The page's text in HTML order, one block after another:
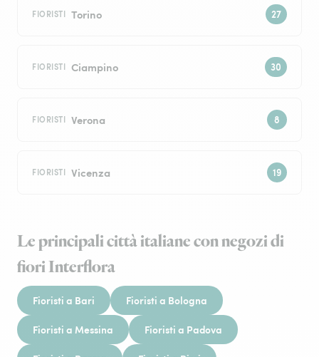
FIORISTI Torino
FIORISTI Ciampino
FIORISTI Verona
FIORISTI Vicenza
Le principali città italiane con negozi di
fiori Interflora
Fioristi a Bari Fioristi a Bologna
Fioristi a Messina Fioristi a Padova